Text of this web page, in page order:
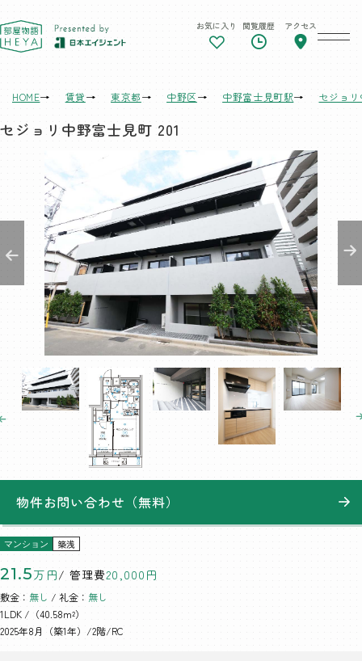
東京 部屋物語 お気に入り 閲覧履歴 アクセス
HOME 賃貸 東京都 中野区 中野富士見町駅 セジョ
セジョリ中野富士見町 201
マンション 築浅
21.5万円/ 管理費20,000円
敷金： 無し / 礼金： 無し
1LDK /（40.58m²）
2025年8月（築1年）/2階/RC
物件お問い合わせ（無料）